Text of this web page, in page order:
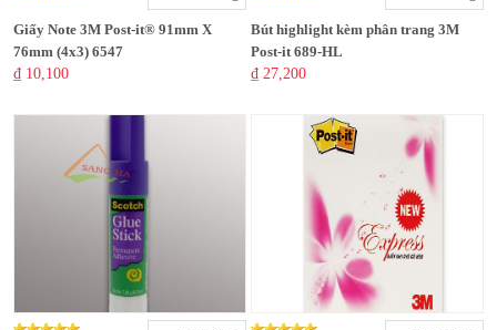
Giấy Note 3M Post-it® 91mm X
76mm (4x3) 6547
₫ 10,100
Bút highlight kèm phân trang 3M
Post-it 689-HL
₫ 27,200